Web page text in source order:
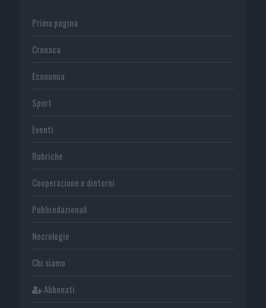
Prima pagina
Cronaca
Economia
Sport
Eventi
Rubriche
Cooperazione e dintorni
Publiredazionali
Necrologie
Chi siamo
Abbonati